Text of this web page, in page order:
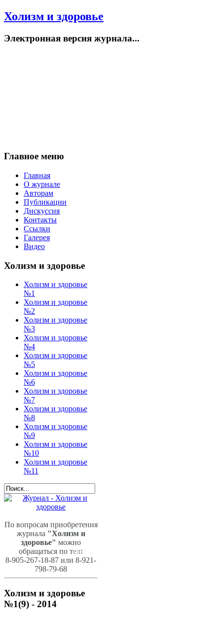
Холизм и здоровье
Электронная версия журнала...
Главное меню
Главная
О журнале
Авторам
Публикации
Дискуссия
Контакты
Ссылки
Галерея
Видео
Холизм и здоровье
Холизм и здоровье
№1
Холизм и здоровье
№2
Холизм и здоровье
№3
Холизм и здоровье
№4
Холизм и здоровье
№5
Холизм и здоровье
№6
Холизм и здоровье
№7
Холизм и здоровье
№8
Холизм и здоровье
№9
Холизм и здоровье
№10
Холизм и здоровье
№11
По вопросам приобретения
журнала "Холизм и
здоровье" можно
обращаться по тел:
8-905-267-18-87 или 8-921-
798-79-68
Холизм и здоровье
№1(9) - 2014